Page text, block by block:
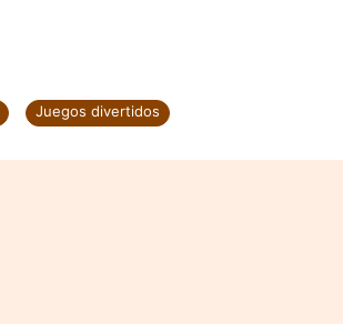
Juegos divertidos